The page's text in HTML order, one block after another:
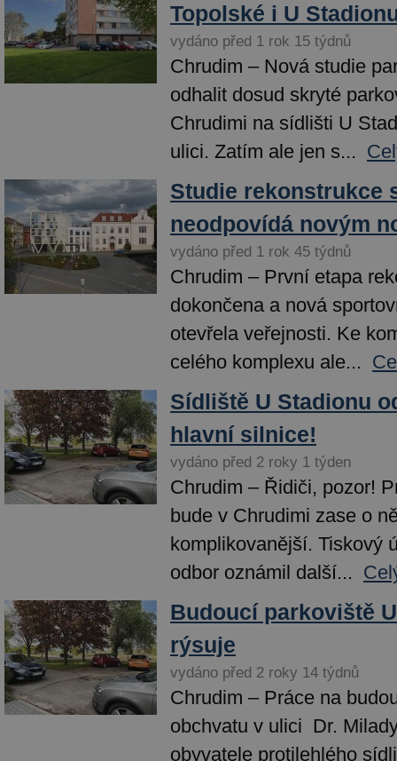
Topolské i U
vydáno před 1 rok 15 týdnů
Chrudim – Nová studie
odhalit dosud skryté
Chrudimi na sídlišti U
ulici. Zatím ale jen s...
Studie rekonstrukce
neodpovídá novým
vydáno před 1 rok 45 týdnů
Chrudim – První etapa
dokončena a nová
otevřela veřejnosti. Ke
celého komplexu ale...
Sídliště U Stadionu
hlavní silnice!
vydáno před 2 roky 1 týden
Chrudim – Řidiči, pozor!
bude v Chrudimi zase o
komplikovanější. Tiskový
odbor oznámil další...
Budoucí parkoviště
rýsuje
vydáno před 2 roky 14 týdnů
Chrudim – Práce na
obchvatu v ulici Dr.
obyvatele protilehlého